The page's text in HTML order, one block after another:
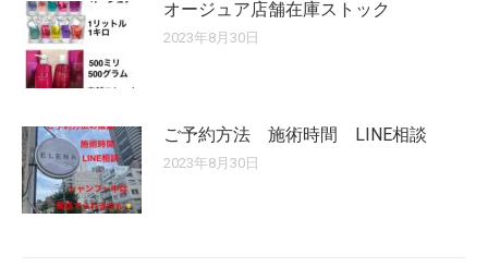
オージュア店舗在庫ストック
2023年8月30日
ご予約方法 施術時間 LINE相談
2023年8月30日